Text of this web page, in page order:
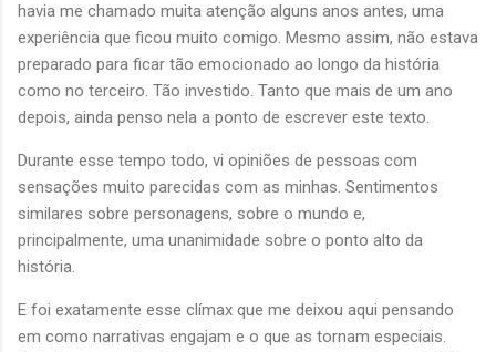
havia me chamado muita atenção alguns anos antes, uma
experiência que ficou muito comigo. Mesmo assim, não estava
preparado para ficar tão emocionado ao longo da história
como no terceiro. Tão investido. Tanto que mais de um ano
depois, ainda penso nela a ponto de escrever este texto.
Durante esse tempo todo, vi opiniões de pessoas com
sensações muito parecidas com as minhas. Sentimentos
similares sobre personagens, sobre o mundo e,
principalmente, uma unanimidade sobre o ponto alto da
história.
E foi exatamente esse clímax que me deixou aqui pensando
em como narrativas engajam e o que as tornam especiais.